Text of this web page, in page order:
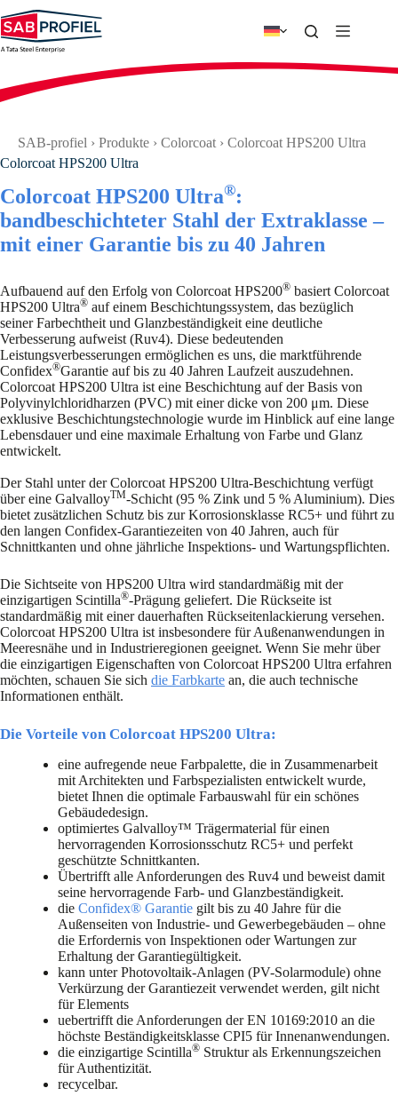
Inhalt
springen
SAB-profiel › Produkte › Colorcoat › Colorcoat HPS200 Ultra
Colorcoat HPS200 Ultra
Colorcoat HPS200 Ultra®:
bandbeschichteter Stahl der Extraklasse –
mit einer Garantie bis zu 40 Jahren
Aufbauend auf den Erfolg von Colorcoat HPS200® basiert Colorcoat
HPS200 Ultra® auf einem Beschichtungssystem, das bezüglich
seiner Farbechtheit und Glanzbeständigkeit eine deutliche
Verbesserung aufweist (Ruv4). Diese bedeutenden
Leistungsverbesserungen ermöglichen es uns, die marktführende
Confidex®Garantie auf bis zu 40 Jahren Laufzeit auszudehnen.
Colorcoat HPS200 Ultra ist eine Beschichtung auf der Basis von
Polyvinylchloridharzen (PVC) mit einer dicke von 200 μm. Diese
exklusive Beschichtungstechnologie wurde im Hinblick auf eine lange
Lebensdauer und eine maximale Erhaltung von Farbe und Glanz
entwickelt.
Der Stahl unter der Colorcoat HPS200 Ultra-Beschichtung verfügt
über eine GalvalloyTM-Schicht (95 % Zink und 5 % Aluminium). Dies
bietet zusätzlichen Schutz bis zur Korrosionsklasse RC5+ und führt zu
den langen Confidex-Garantiezeiten von 40 Jahren, auch für
Schnittkanten und ohne jährliche Inspektions- und Wartungspflichten.
Die Sichtseite von HPS200 Ultra wird standardmäßig mit der
einzigartigen Scintilla®-Prägung geliefert. Die Rückseite ist
standardmäßig mit einer dauerhaften Rückseitenlackierung versehen.
Colorcoat HPS200 Ultra ist insbesondere für Außenanwendungen in
Meeresnähe und in Industrieregionen geeignet. Wenn Sie mehr über
die einzigartigen Eigenschaften von Colorcoat HPS200 Ultra erfahren
möchten, schauen Sie sich die Farbkarte an, die auch technische
Informationen enthält.
Die Vorteile von Colorcoat HPS200 Ultra:
eine aufregende neue Farbpalette, die in Zusammenarbeit
mit Architekten und Farbspezialisten entwickelt wurde,
bietet Ihnen die optimale Farbauswahl für ein schönes
Gebäudedesign.
optimiertes Galvalloy™ Trägermaterial für einen
hervorragenden Korrosionsschutz RC5+ und perfekt
geschützte Schnittkanten.
Übertrifft alle Anforderungen des Ruv4 und beweist damit
seine hervorragende Farb- und Glanzbeständigkeit.
die Confidex® Garantie gilt bis zu 40 Jahre für die
Außenseiten von Industrie- und Gewerbegebäuden – ohne
die Erfordernis von Inspektionen oder Wartungen zur
Erhaltung der Garantiegültigkeit.
kann unter Photovoltaik-Anlagen (PV-Solarmodule) ohne
Verkürzung der Garantiezeit verwendet werden, gilt nicht
für Elements
uebertrifft die Anforderungen der EN 10169:2010 an die
höchste Beständigkeitsklasse CPI5 für Innenanwendungen.
die einzigartige Scintilla® Struktur als Erkennungszeichen
für Authentizität.
recycelbar.